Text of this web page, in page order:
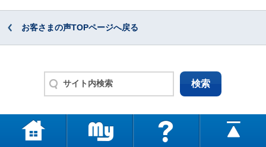
お客さまの声TOPページへ戻る